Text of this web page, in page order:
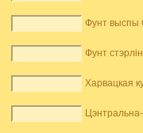
Фунт выспы
Фунт
Харвацкая